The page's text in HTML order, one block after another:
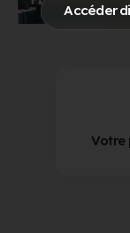
Accéder
Votre